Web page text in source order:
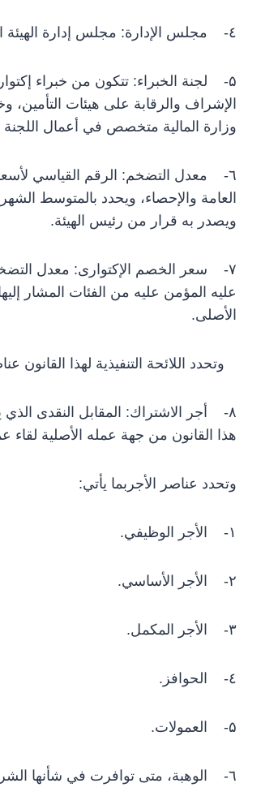
٤- مجلس الإدارة: مجلس إدارة الهيئة القومية للتأمين الاجتماعى.
الإشراف والرقابة على هيئات
وزارة المالية متخصص في أعمال اللجنة
٦- معدل التضخم: الرقم القياسي
العامة والإحصاء، ويحدد بالمتوسط
ويصدر به قرار من رئيس الهيئة.
الأصلى.
وتحدد اللائحة التنفيذية لهذا
هذا القانون من جهة عمله الأصلية لقاء
وتحدد عناصر الأجربما يأتي:
۱- الأجر الوظيفي.
۲- الأجر الأساسي.
۳- الأجر المكمل.
٤- الحوافز.
۵- العمولات.
٦- الوهبة، متى توافرت في شأنها الشروط الآتية: